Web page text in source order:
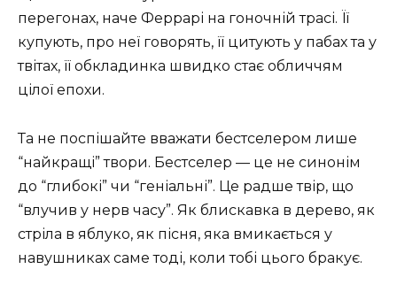
перегонах, наче Феррарі на гоночній трасі. Її
купують, про неї говорять, її цитують у пабах та у
твітах, її обкладинка швидко стає обличчям
цілої епохи.
Та не поспішайте вважати бестселером лише
“найкращі” твори. Бестселер — це не синонім
до “глибокі” чи “геніальні”. Це радше твір, що
“влучив у нерв часу”. Як блискавка в дерево, як
стріла в яблуко, як пісня, яка вмикається у
навушниках саме тоді, коли тобі цього бракує.